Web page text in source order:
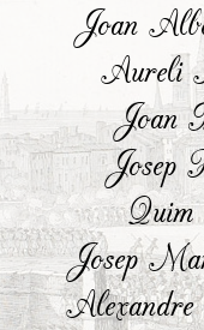
Joan
Aureli
Joan
Josep
Josep